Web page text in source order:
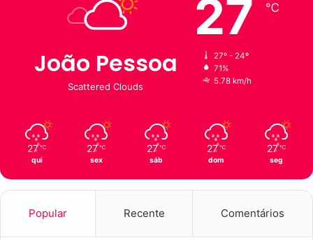
João Pessoa
Scattered Clouds
27 ℃
27º - 24º
71%
5.78 km/h
27 ℃
qui
27 ℃
sex
27 ℃
sáb
27 ℃
dom
27 ℃
seg
Popular Recente Comentários